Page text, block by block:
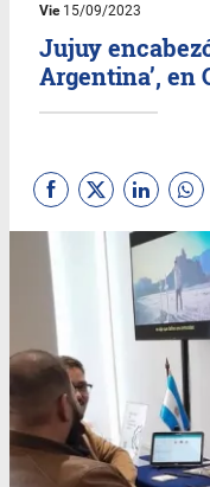
Vie15/09/2023
Jujuy
Argentina’, en